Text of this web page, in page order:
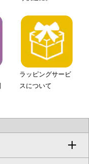
ラッピングサービ
スについて